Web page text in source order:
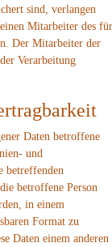
sind, verlangen
Mitarbeiter des für
Der Mitarbeiter der
Verarbeitung
Daten betroffene
und
betreffenden
betroffene Person
in einem
Format zu
Daten einem anderen